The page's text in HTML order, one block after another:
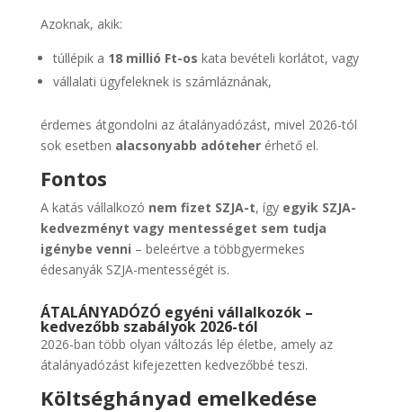
Azoknak, akik:
túllépik a 18 millió Ft-os kata bevételi korlátot, vagy
vállalati ügyfeleknek is számláznának,
érdemes átgondolni az átalányadózást, mivel 2026-tól
sok esetben alacsonyabb adóteherérhető el.
Fontos
A katás vállalkozó nem fizet SZJA-t, így egyik SZJA-
kedvezményt vagy mentességet sem tudja
igénybe venni – beleértve a többgyermekes
édesanyák SZJA-mentességét is.
ÁTALÁNYADÓZÓ egyéni vállalkozók –
kedvezőbb szabályok 2026-tól
2026-ban több olyan változás lép életbe, amely az
átalányadózást kifejezetten kedvezőbbé teszi.
Költséghányad emelkedése